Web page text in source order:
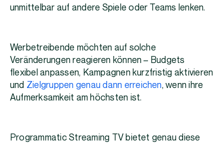
unmittelbar auf andere Spiele oder Teams lenken.
Werbetreibende möchten auf solche
Veränderungen reagieren können – Budgets
flexibel anpassen, Kampagnen kurzfristig aktivieren
und Zielgruppen genau dann erreichen, wenn ihre
Aufmerksamkeit am höchsten ist.
Programmatic Streaming TV bietet genau diese